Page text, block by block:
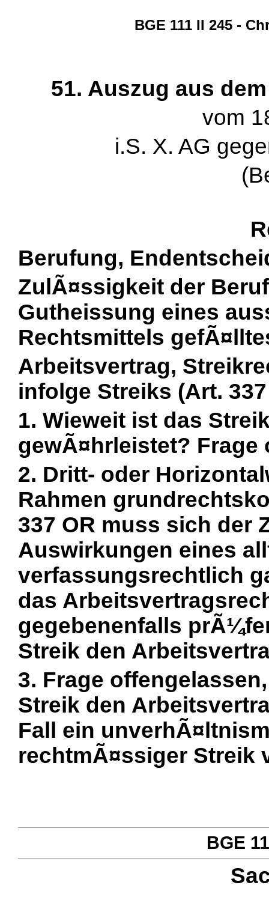
BGE 111 II 245 -
51. Auszug aus
vom
i.S. X. AG
Berufung,
ZulÃ¤ssigkeit der
Gutheissung eines
Rechtsmittels
Arbeitsvertrag,
infolge Streiks (Art. 337
1. Wieweit ist das
gewÃ¤hrleistet? Frage
2. Dritt- oder
Rahmen
337 OR muss sich der
Auswirkungen eines
verfassungsrechtlich
das
gegebenenfalls
Streik den
3. Frage
Streik den
Fall ein
rechtmÃ¤ssiger Streik
BGE